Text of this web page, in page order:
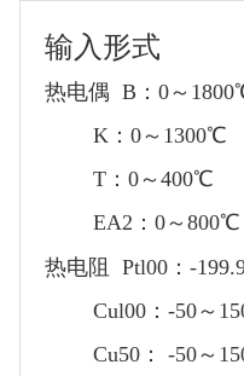
输入形式
热电偶 B：0～
K：0～1300℃
T：0～400℃ J
EA2：0～800℃
热电阻
Ptl00：-
Cul00：-50～
Cu50： -50～